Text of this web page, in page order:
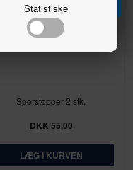
Statistiske
Sporstopper 2 stk.
DKK 55,00